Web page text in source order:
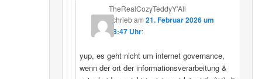
TheRealCozyTeddyY'All
schriebam21. Februar 2026 um
18:47 Uhr:
yup, es geht nicht um internet governance,
wenn der ort der informationsverarbeitung &